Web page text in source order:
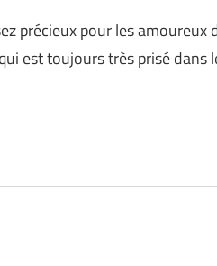
précieux pour les
est toujours très prisé dans